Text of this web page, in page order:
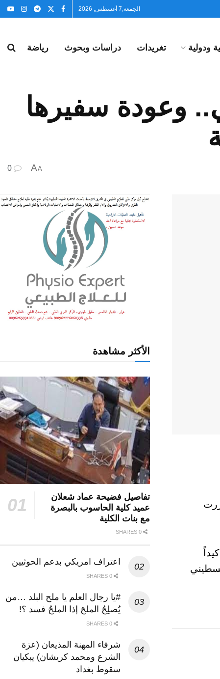
الجمعة,7 أغسطس, 2026
ودولية تغريدات دراسات وبحوث رياضة
وعودة سفيرها
A
A
الأكثر مشاهدة
تفاصيل فضيحة عماد شعلان
عميد كلية الحاسوب بالبصرة
مع بنات الكلية
اعتراف امريكي بدعم الحوثيين
#يا رجال العلم يا ملح البلد …من
يُصلِحُ الملحَ إذا الملحُ فسد ؟!
شرفاء المهنة المذيعان (عزة
الشرع ومحمد كريشان) يبكيان
سقوط بغداد